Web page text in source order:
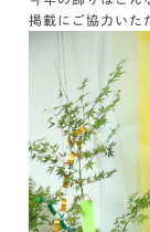
掲載にご協力いた